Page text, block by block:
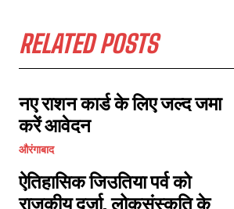
RELATED POSTS
नए राशन कार्ड के लिए जल्द जमा
करें आवेदन
औरंगाबाद
ऐतिहासिक जिउतिया पर्व को
राजकीय दर्जा, लोकसंस्कृति के